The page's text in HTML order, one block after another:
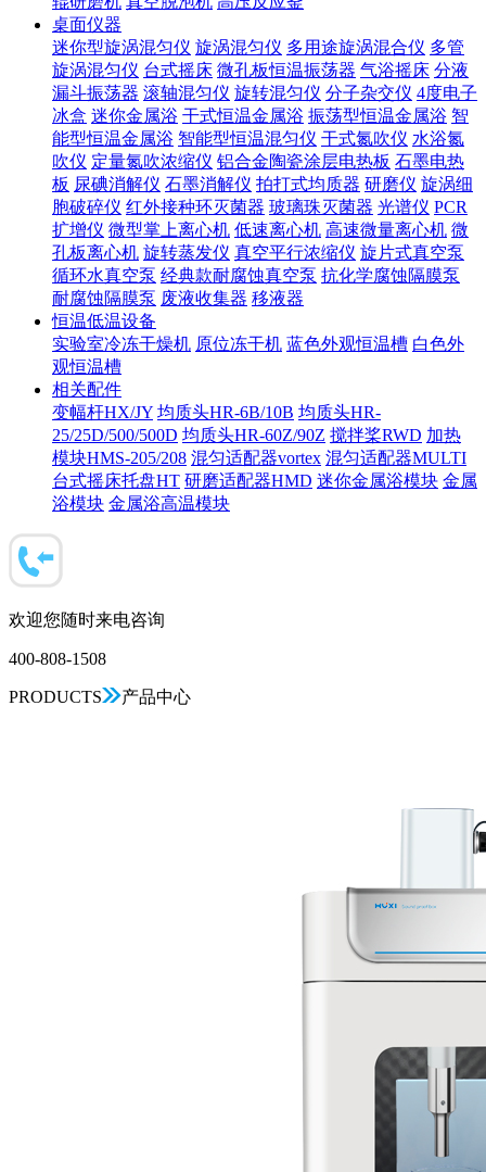
桌面仪器
迷你型旋涡混匀仪 旋涡混匀仪 多用途旋涡混合仪 多管
旋涡混匀仪 台式摇床 微孔板恒温振荡器 气浴摇床 分液
漏斗振荡器 滚轴混匀仪 旋转混匀仪 分子杂交仪 4度电子
冰盒 迷你金属浴 干式恒温金属浴 振荡型恒温金属浴 智
能型恒温金属浴 智能型恒温混匀仪 干式氮吹仪 水浴氮
吹仪 定量氮吹浓缩仪 铝合金陶瓷涂层电热板 石墨电热
板 尿碘消解仪 石墨消解仪 拍打式均质器 研磨仪 旋涡细
胞破碎仪 红外接种环灭菌器 玻璃珠灭菌器 光谱仪 PCR
扩增仪 微型掌上离心机 低速离心机 高速微量离心机 微
孔板离心机 旋转蒸发仪 真空平行浓缩仪 旋片式真空泵
循环水真空泵 经典款耐腐蚀真空泵 抗化学腐蚀隔膜泵
耐腐蚀隔膜泵 废液收集器 移液器
恒温低温设备
实验室冷冻干燥机 原位冻干机 蓝色外观恒温槽 白色外
观恒温槽
相关配件
变幅杆HX/JY 均质头HR-6B/10B 均质头HR-
25/25D/500/500D 均质头HR-60Z/90Z 搅拌桨RWD 加热
模块HMS-205/208 混匀适配器vortex 混匀适配器MULTI
台式摇床托盘HT 研磨适配器HMD 迷你金属浴模块 金属
浴模块 金属浴高温模块
欢迎您随时来电咨询
400-808-1508
PRODUCTS 产品中心